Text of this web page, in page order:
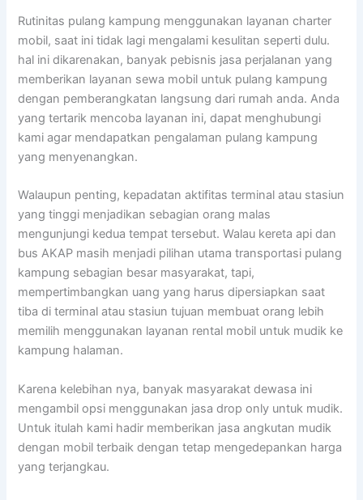
Rutinitas pulang kampung menggunakan layanan charter
mobil, saat ini tidak lagi mengalami kesulitan seperti dulu.
hal ini dikarenakan, banyak pebisnis jasa perjalanan yang
memberikan layanan sewa mobil untuk pulang kampung
dengan pemberangkatan langsung dari rumah anda. Anda
yang tertarik mencoba layanan ini, dapat menghubungi
kami agar mendapatkan pengalaman pulang kampung
yang menyenangkan.
Walaupun penting, kepadatan aktifitas terminal atau stasiun
yang tinggi menjadikan sebagian orang malas
mengunjungi kedua tempat tersebut. Walau kereta api dan
bus AKAP masih menjadi pilihan utama transportasi pulang
kampung sebagian besar masyarakat, tapi,
mempertimbangkan uang yang harus dipersiapkan saat
tiba di terminal atau stasiun tujuan membuat orang lebih
memilih menggunakan layanan rental mobil untuk mudik ke
kampung halaman.
Karena kelebihan nya, banyak masyarakat dewasa ini
mengambil opsi menggunakan jasa drop only untuk mudik.
Untuk itulah kami hadir memberikan jasa angkutan mudik
dengan mobil terbaik dengan tetap mengedepankan harga
yang terjangkau.